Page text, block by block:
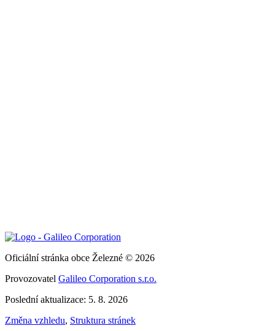
Oficiální stránka obce Železné © 2026
Provozovatel Galileo Corporation s.r.o.
Poslední aktualizace: 5. 8. 2026
Změna vzhledu, Struktura stránek